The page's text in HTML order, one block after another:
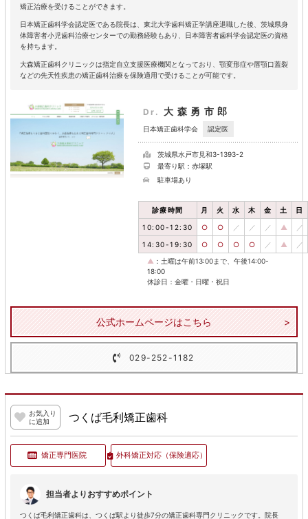
矯正治療を受けることができます。
日本矯正歯科学会認定医である院長は、東北大学歯科矯正学講座退職した後、茨城県身
体障害者小児歯科治療センターでの勤務経験もあり、日本障害者歯科学会認定医の資格
を持ちます。
大森矯正歯科クリニックは指定自立支援医療機関となっており、顎変形症や唇顎口蓋裂
などの先天性疾患の矯正歯科治療を保険適用で受けることが可能です。
Dr. 大森勇市郎
日本矯正歯科学会 認定医
茨城県水戸市見和3-1393-2
最寄り駅：赤塚駅
駐車場あり
診療時間 月 火 水 木 金 土 日
10:00-12:30 ○ ○ ／ ／ ／ ▲ ／
14:30-19:30 ○ ○ ○ ○ ／ ▲ ／
▲ ：土曜は午前13:00まで、午後14:00-
18:00
休診日：金曜・日曜・祝日
公式ホームページはこちら
029-252-1182
お気入り
に追加
つくば毛利矯正歯科
矯正専門医院 外科矯正対応（保険適応）
担当者よりおすすめポイント
つくば毛利矯正歯科は、つくば駅より徒歩7分の矯正歯科専門クリニックです。院長